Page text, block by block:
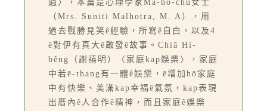
過〉，本篇是心理學家Má-hô-chu女士
（Mrs. Suniti Malhotra, M. A），用
過去戰勝見笑ê經驗，所寫ê自白，以及4
ê對伊有真大ê啟發ê故事。Chiā Hí-
bêng（謝禧明）〈家庭kap娛樂〉，家庭
中若ē-thang有一體ê娛樂，ē增加hō͘家庭
中有快樂、美滿kap幸福ê氣氛，kap表現
出厝內ê人合作ê精神，而且家庭ê娛樂